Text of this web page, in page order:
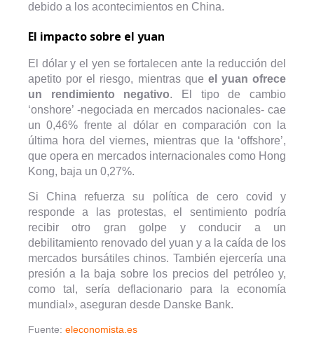
debido a los acontecimientos en China.
El impacto sobre el yuan
El dólar y el yen se fortalecen ante la reducción del
apetito por el riesgo, mientras que el yuan ofrece
un rendimiento negativo. El tipo de cambio
‘onshore’ -negociada en mercados nacionales- cae
un 0,46% frente al dólar en comparación con la
última hora del viernes, mientras que la ‘offshore’,
que opera en mercados internacionales como Hong
Kong, baja un 0,27%.
Si China refuerza su política de cero covid y
responde a las protestas, el sentimiento podría
recibir otro gran golpe y conducir a un
debilitamiento renovado del yuan y a la caída de los
mercados bursátiles chinos. También ejercería una
presión a la baja sobre los precios del petróleo y,
como tal, sería deflacionario para la economía
mundial», aseguran desde Danske Bank.
Fuente: eleconomista.es